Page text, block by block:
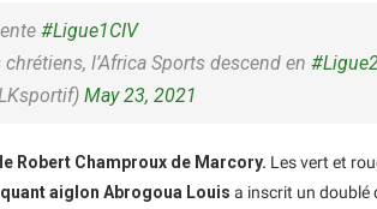
#Ligue1CIV
l’Africa Sports descend en
May 23, 2021
Robert Champroux de Marcory. Les vert et
aiglon Abrogoua Louis a inscrit un doublé